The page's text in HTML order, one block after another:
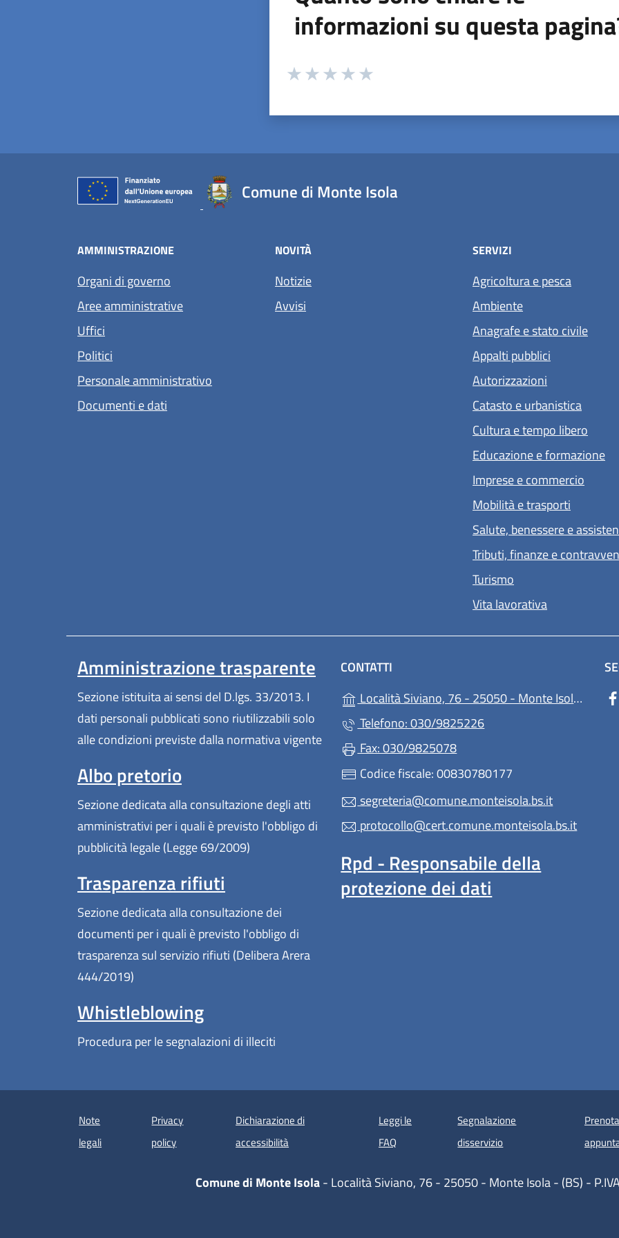
informazioni su questa
Valuta da 1 a 5 stelle la pagina
Comune di Monte Isola
AMMINISTRAZIONE
Organi di governo
Aree amministrative
Uffici
Politici
Personale amministrativo
Documenti e dati
NOVITÀ
Notizie
Avvisi
SERVIZI
Agricoltura e pesca
Ambiente
Anagrafe e stato civile
Appalti pubblici
Autorizzazioni
Catasto e urbanistica
Cultura e tempo libero
Educazione e formazione
Imprese e commercio
Mobilità e trasporti
Salute, benessere e
Tributi, finanze e
Turismo
Vita lavorativa
Amministrazione trasparente
Sezione istituita ai sensi del D.lgs. 33/2013. I
dati personali pubblicati sono riutilizzabili solo
alle condizioni previste dalla normativa vigente
Albo pretorio
Sezione dedicata alla consultazione degli atti
amministrativi per i quali è previsto l'obbligo di
pubblicità legale (Legge 69/2009)
Trasparenza rifiuti
Sezione dedicata alla consultazione dei
documenti per i quali è previsto l'obbligo di
trasparenza sul servizio rifiuti (Delibera Arera
444/2019)
Whistleblowing
Procedura per le segnalazioni di illeciti
CONTATTI
Località Siviano, 76 - 25050 - Monte Isola - (BS)
Telefono: 030/9825226
Fax: 030/9825078
Codice fiscale: 00830780177
segreteria@comune.monteisola.bs.it
protocollo@cert.comune.monteisola.bs.it
Rpd - Responsabile della
protezione dei dati
Note
legali
Privacy
policy
Dichiarazione di
accessibilità (apre in un'altra scheda).
Leggi le
FAQ
Segnalazione
disservizio
Comune di Monte Isola- Località Siviano, 76 - 25050 - Monte Isola - (BS) -